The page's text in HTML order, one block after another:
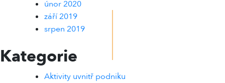
únor 2020
září 2019
srpen 2019
Kategorie
Aktivity uvnitř podniku